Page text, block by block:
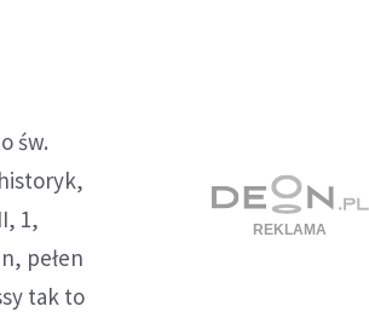
św.
1,
pełen
tak to